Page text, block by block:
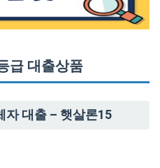
급 대출상품
자 대출 – 햇살론15